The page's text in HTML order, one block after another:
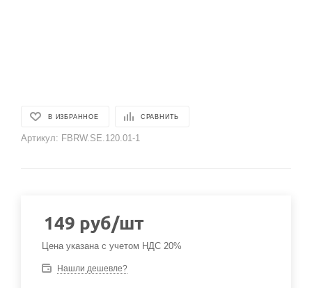
В ИЗБРАННОЕ СРАВНИТЬ
Артикул: FBRW.SE.120.01-1
149 руб/шт
Цена указана с учетом НДС 20%
Нашли дешевле?